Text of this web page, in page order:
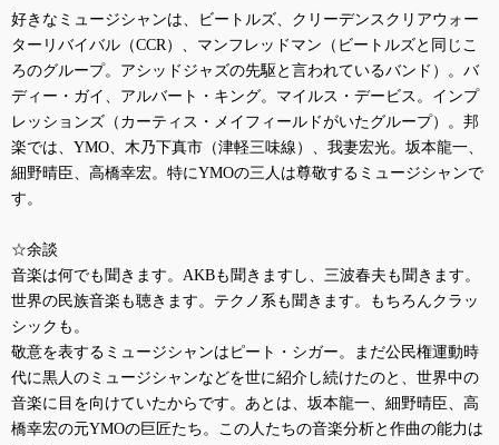
好きなミュージシャンは、ビートルズ、クリーデンスクリアウォー
ターリバイバル（CCR）、マンフレッドマン（ビートルズと同じこ
ろのグループ。アシッドジャズの先駆と言われているバンド）。バ
ディー・ガイ、アルバート・キング。マイルス・デービス。インプ
レッションズ（カーティス・メイフィールドがいたグループ）。邦
楽では、 YMO、木乃下真市（津軽三味線）、我妻宏光。坂本龍一、
細野晴臣、高橋幸宏。特にYMOの三人は尊敬するミュージシャンで
す。
☆余談
音楽は何でも聞きます。 AKBも聞きますし、三波春夫も聞きます。
世界の民族音楽も聴きます。テクノ系も聞きます。もちろんクラッ
シックも。
敬意を表するミュージシャンはピート・シガー。まだ公民権運動時
代に黒人のミュージシャンなどを世に紹介し続けたのと、世界中の
音楽に目を向けていたからです。あとは、坂本龍一、細野晴臣、高
橋幸宏の元YMOの巨匠たち。この人たちの音楽分析と作曲の能力は